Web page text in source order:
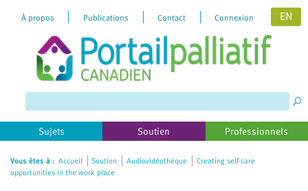
website
includes
an
accessibility
system.
À propos Publications Contact Connexion EN
Sujets Soutien Professionnels
Vous êtes à : Accueil Soutien Audiovidéothèque
Creating self-care
opportunities in the work place